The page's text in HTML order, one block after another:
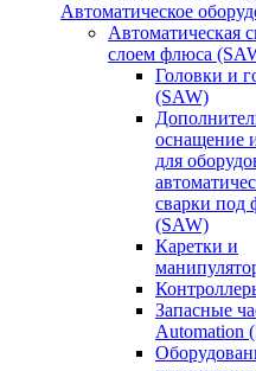
Автоматическое
Автоматическая
слоем флюса
Головки и
(SAW)
оснащение
для
сварки под
(SAW)
Каретки и
Запасные
Automation